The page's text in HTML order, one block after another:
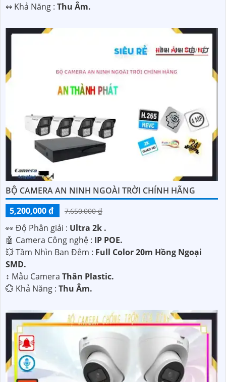
️↭ Khả Năng : Thu Âm.
BỘ CAMERA AN NINH NGOÀI TRỜI CHÍNH HÃNG
5,200,000 ₫
7,650,000 ₫
️👀 Độ Phân giải : Ultra 2k .
🤖️ Camera Công nghệ : IP POE.
💥 Tầm Nhìn Ban Đêm : Full Color 20m Hồng Ngoại
SMD.
↕️ Mẫu Camera Thân Plastic.
️💮 Khả Năng : Thu Âm.